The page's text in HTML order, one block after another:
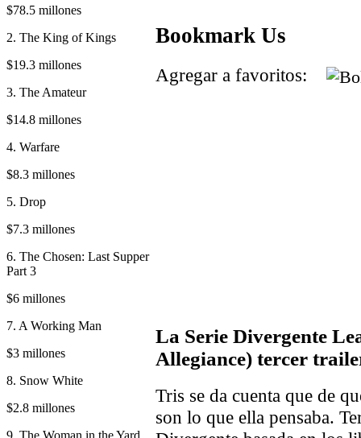
$78.5 millones
2. The King of Kings
$19.3 millones
3. The Amateur
$14.8 millones
4. Warfare
$8.3 millones
5. Drop
$7.3 millones
6. The Chosen: Last Supper
Part 3
$6 millones
7. A Working Man
$3 millones
8. Snow White
$2.8 millones
9. The Woman in the Yard
Bookmark Us
Agregar a favoritos:
La Serie Divergente
Allegiance) tercer
Tris se da cuenta que de
son lo que ella pensaba.